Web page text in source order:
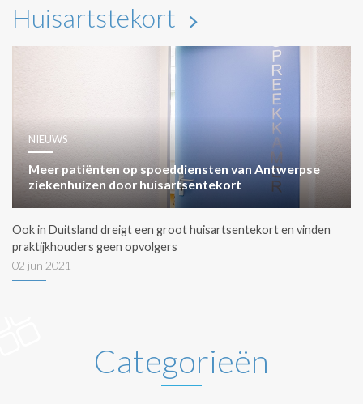
Huisartstekort
NIEUWS
Meer patiënten op spoeddiensten van Antwerpse
ziekenhuizen door huisartsentekort
Ook in Duitsland dreigt een groot huisartsentekort en vinden
praktijkhouders geen opvolgers
02 jun 2021
Categorieën